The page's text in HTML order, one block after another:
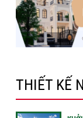
THIẾT KẾ